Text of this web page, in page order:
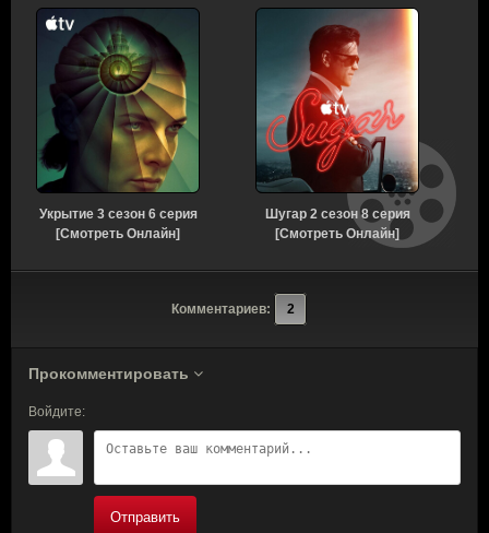
Укрытие 3 сезон 6 серия
[Смотреть Онлайн]
Шугар 2 сезон 8 серия
[Смотреть Онлайн]
Комментариев: 2
Прокомментировать
Войдите:
Отправить